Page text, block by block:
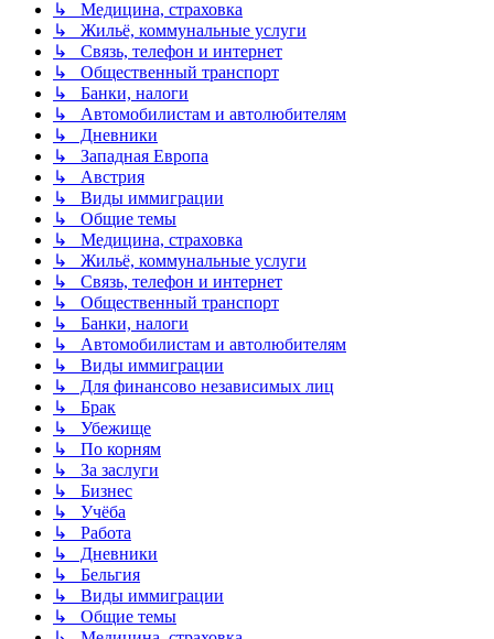
↳ Медицина, страховка
↳ Жильё, коммунальные услуги
↳ Связь, телефон и интернет
↳ Общественный транспорт
↳ Банки, налоги
↳ Автомобилистам и автолюбителям
↳ Дневники
↳ Западная Европа
↳ Австрия
↳ Виды иммиграции
↳ Общие темы
↳ Медицина, страховка
↳ Жильё, коммунальные услуги
↳ Связь, телефон и интернет
↳ Общественный транспорт
↳ Банки, налоги
↳ Автомобилистам и автолюбителям
↳ Виды иммиграции
↳ Для финансово независимых лиц
↳ Брак
↳ Убежище
↳ По корням
↳ За заслуги
↳ Бизнес
↳ Учёба
↳ Работа
↳ Дневники
↳ Бельгия
↳ Виды иммиграции
↳ Общие темы